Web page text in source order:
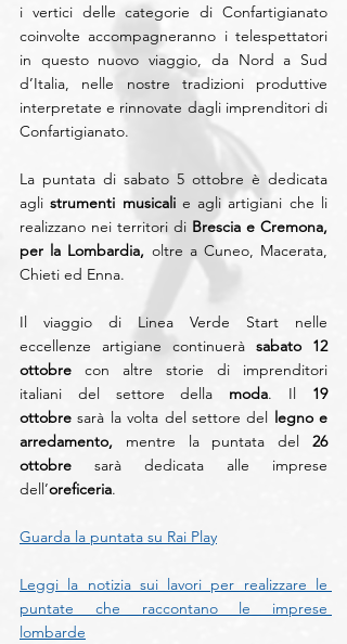
i vertici delle categorie di Confartigianato
coinvolte accompagneranno i telespettatori
in questo nuovo viaggio, da Nord a Sud
d’Italia, nelle nostre tradizioni produttive
interpretate e rinnovate dagli imprenditori di
Confartigianato.
La puntata di sabato 5 ottobre è dedicata
agli strumenti musicali e agli artigiani che li
realizzano nei territori di Brescia e Cremona,
per la Lombardia, oltre a Cuneo, Macerata,
Chieti ed Enna.
Il viaggio di Linea Verde Start nelle
eccellenze artigiane continuerà sabato 12
ottobre con altre storie di imprenditori
italiani del settore della moda. Il 19
ottobre sarà la volta del settore del legno e
arredamento, mentre la puntata del 26
ottobre sarà dedicata alle imprese
dell’oreficeria.
Guarda la puntata su Rai Play
Leggi la notizia sui lavori per realizzare le
puntate che raccontano le imprese
lombarde